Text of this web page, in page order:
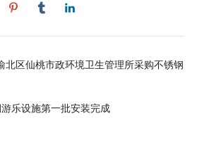
北区仙桃市政环境卫生管理所采购不锈钢
乐设施第一批安装完成